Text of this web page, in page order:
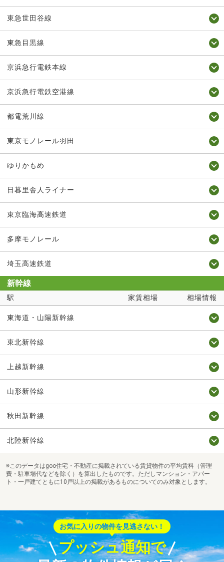
東急世田谷線
東急目黒線
京浜急行電鉄本線
京浜急行電鉄空港線
都電荒川線
東京モノレール羽田
ゆりかもめ
日暮里舎人ライナー
東京臨海高速鉄道
多摩モノレール
埼玉高速鉄道
新幹線
駅 家賃相場 相場情報
東海道・山陽新幹線
東北新幹線
上越新幹線
山形新幹線
秋田新幹線
北陸新幹線
※このデータはgoo住宅・不動産に掲載されている賃貸物件の平均賃料（管理
費・駐車場代などを除く）を算出したものです。ただしマンション・アパー
ト・一戸建てともに10戸以上の掲載があるものについてのみ対象とします。
お気に入りの物件を見逃さない！
プッシュ通知で